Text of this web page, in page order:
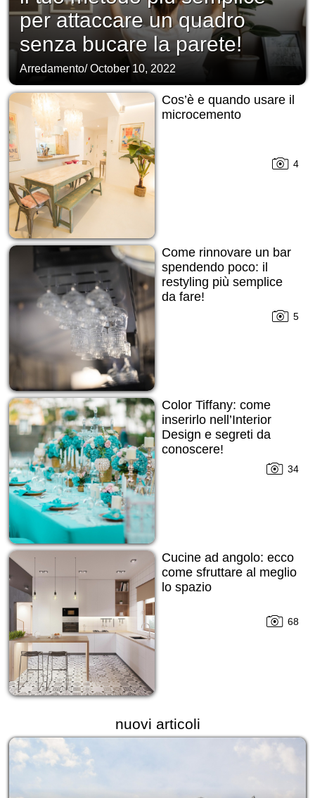
per attaccare un quadro
senza bucare la parete!
Arredamento/October 10, 2022
Cos’è e quando usare il
microcemento
4
Come rinnovare un bar
spendendo poco: il
restyling più semplice
da fare!
5
Color Tiffany: come
inserirlo nell’Interior
Design e segreti da
conoscere!
34
Cucine ad angolo: ecco
come sfruttare al meglio
lo spazio
68
nuovi articoli